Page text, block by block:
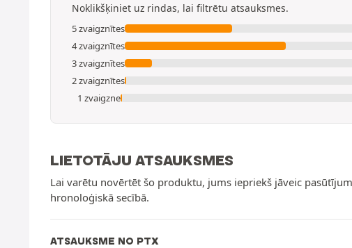
Noklikšķiniet uz rindas, lai filtrētu atsauksmes.
5 zvaigznītes
4 zvaigznītes
3 zvaigznītes
2 zvaigznītes
1 zvaigzne
LIETOTĀJU ATSAUKSMES
Lai varētu novērtēt šo produktu, jums iepriekš jāveic
hronoloģiskā secībā.
ATSAUKSME NO PTX